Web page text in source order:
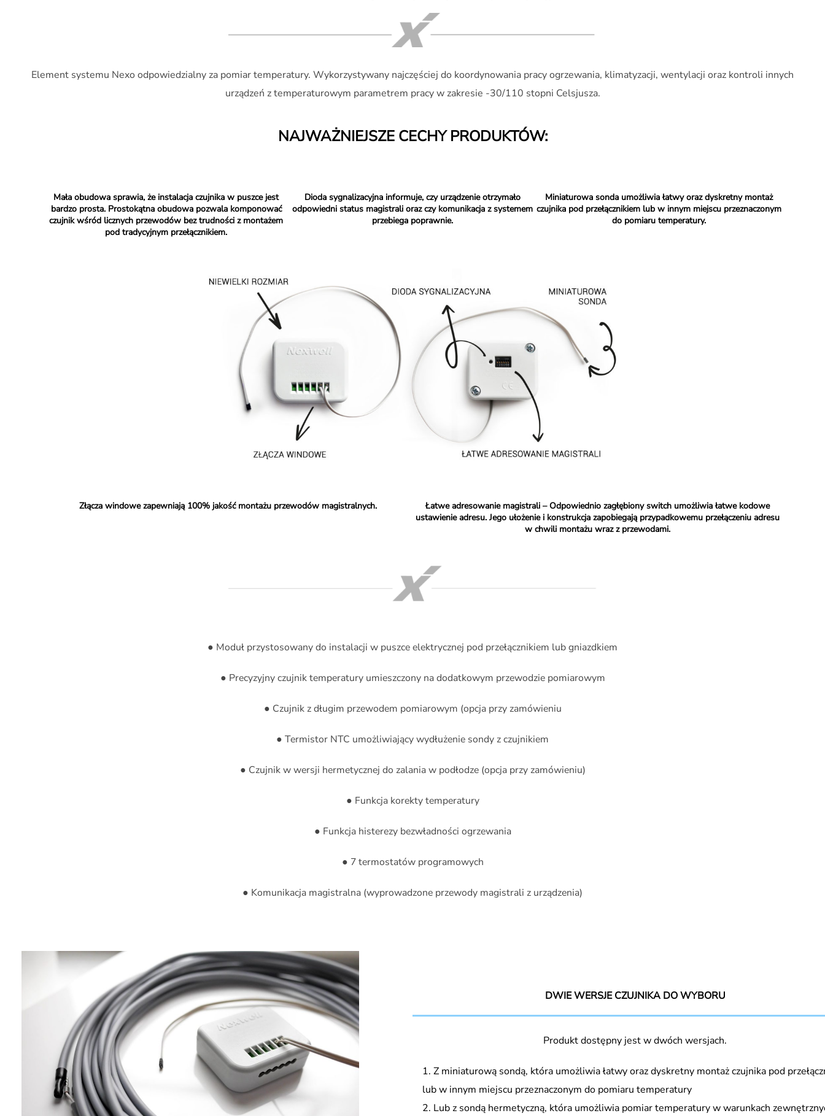
Element systemu Nexo odpowiedzialny za pomiar temperatury. Wykorzystywany najczęściej do koordynowania pracy ogrzewania, klimatyzacji, wentylacji oraz kontroli innych
urządzeń z temperaturowym parametrem pracy w zakresie -30/110 stopni Celsjusza.
NAJWAŻNIEJSZE CECHY PRODUKTÓW:
Mała obudowa sprawia, że instalacja czujnika w puszce jest
bardzo prosta. Prostokątna obudowa pozwala komponować
czujnik wśród licznych przewodów bez trudności z montażem
pod tradycyjnym przełącznikiem.
Dioda sygnalizacyjna informuje, czy urządzenie otrzymało
odpowiedni status magistrali oraz czy komunikacja z systemem
przebiega poprawnie.
Miniaturowa sonda umożliwia łatwy oraz dyskretny montaż
czujnika pod przełącznikiem lub w innym miejscu przeznaczonym
do pomiaru temperatury.
Złącza windowe zapewniają 100% jakość montażu przewodów magistralnych.
Łatwe adresowanie magistrali – Odpowiednio zagłębiony switch umożliwia łatwe kodowe
ustawienie adresu. Jego ułożenie i konstrukcja zapobiegają przypadkowemu przełączeniu adresu
w chwili montażu wraz z przewodami.
● Moduł przystosowany do instalacji w puszce elektrycznej pod przełącznikiem lub gniazdkiem
● Precyzyjny czujnik temperatury umieszczony na dodatkowym przewodzie pomiarowym
● Czujnik z długim przewodem pomiarowym (opcja przy zamówieniu
● Termistor NTC umożliwiający wydłużenie sondy z czujnikiem
● Czujnik w wersji hermetycznej do zalania w podłodze (opcja przy zamówieniu)
● Funkcja korekty temperatury
● Funkcja histerezy bezwładności ogrzewania
● 7 termostatów programowych
● Komunikacja magistralna (wyprowadzone przewody magistrali z urządzenia)
DWIE WERSJE CZUJNIKA DO WYBORU
Produkt dostępny jest w dwóch wersjach.
Z miniaturową sondą, która umożliwia łatwy oraz dyskretny montaż czujnika pod
lub w innym miejscu przeznaczonym do pomiaru temperatury
Lub z sondą hermetyczną, która umożliwia pomiar temperatury w warunkach